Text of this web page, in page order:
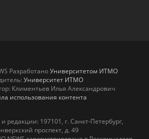
РазработаноУниверситетом ИТМО
Университет ИТМО
Климентьев Илья Александрович
использования контента
редакции: 197101, г. Санкт-Петербург,
проспект, д. 49